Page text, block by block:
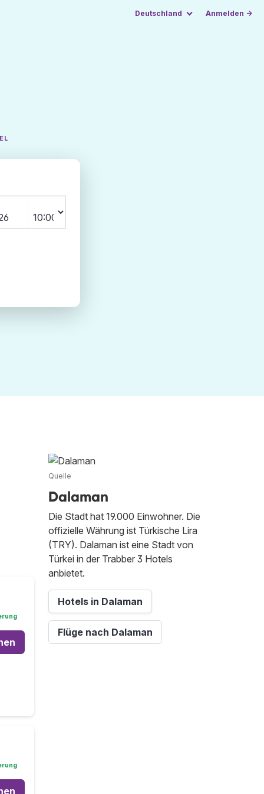
Deutschland Anmelden →
Quelle
Dalaman
Die Stadt hat 19.000 Einwohner. Die
offizielle Währung ist Türkische Lira
(TRY). Dalaman ist eine Stadt von
Türkei in der Trabber 3 Hotels
anbietet.
Hotels in Dalaman
Flüge nach Dalaman